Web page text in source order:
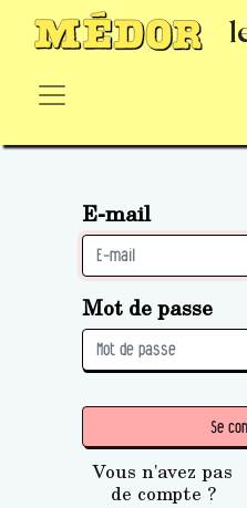
E-mail
Mot de passe
Se
Vous n'avez pas
de compte ?